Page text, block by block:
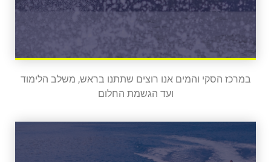
במרכז הסקי והמים אנו רוצים שתתנו בראש, משלב הלימוד
ועד הגשמת החלום